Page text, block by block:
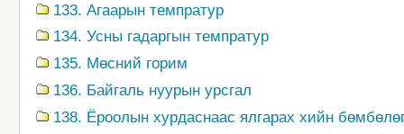
133. Агаарын темпратур
134. Усны гадаргын темпратур
135. Мөсний горим
136. Байгаль нуурын урсгал
138. Ёроолын хурдаснаас ялгарах хийн